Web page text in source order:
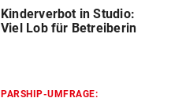
Kinderverbot in Studio:
Viel Lob für Betreiberin
PARSHIP-UMFRAGE: